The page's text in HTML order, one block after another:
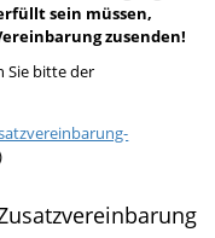
sein müssen,
zusenden!
Sie bitte der